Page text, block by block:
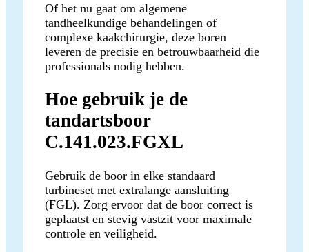
Of het nu gaat om algemene
tandheelkundige behandelingen of
complexe kaakchirurgie, deze boren
leveren de precisie en betrouwbaarheid die
professionals nodig hebben.
Hoe gebruik je de
tandartsboor
C.141.023.FGXL
Gebruik de boor in elke standaard
turbineset met extralange aansluiting
(FGL). Zorg ervoor dat de boor correct is
geplaatst en stevig vastzit voor maximale
controle en veiligheid.